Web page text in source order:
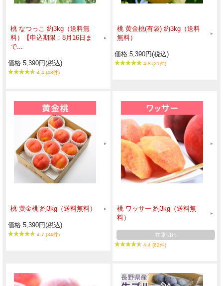
桃 なつっこ 約3kg（送料無
料）【申込期限：8月16日ま
で...
価格:5,390円(税込)
4.4 (43件)
桃 黄金桃(有袋) 約3kg（送料
無料）
価格:5,390円(税込)
4.8 (21件)
桃 黄金桃 約3kg（送料無料）
価格:5,390円(税込)
4.7 (34件)
桃 ワッサー 約3kg（送料無
料）
在庫切れ
4.4 (63件)